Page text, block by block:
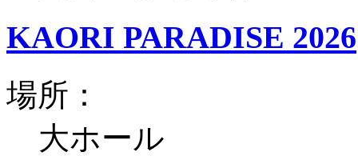
KAORI PARADISE 2026
場所：
大ホール